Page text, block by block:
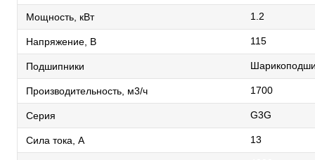
Мощность, кВт 1.2
Напряжение, В 115
Подшипники
Производительность, м3/ч 1700
Серия G3G
Сила тока, А 13